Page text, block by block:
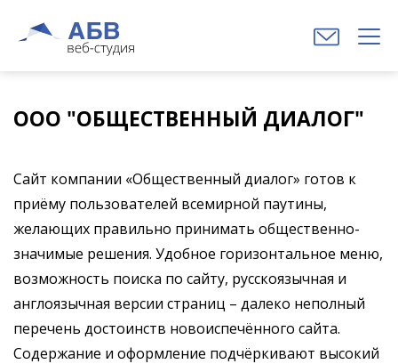
ООО "ОБЩЕСТВЕННЫЙ ДИАЛОГ"
Сайт компании «Общественный диалог» готов к
приёму пользователей всемирной паутины,
желающих правильно принимать общественно-
значимые решения. Удобное горизонтальное меню,
возможность поиска по сайту, русскоязычная и
англоязычная версии страниц – далеко неполный
перечень достоинств новоиспечённого сайта.
Содержание и оформление подчёркивают высокий